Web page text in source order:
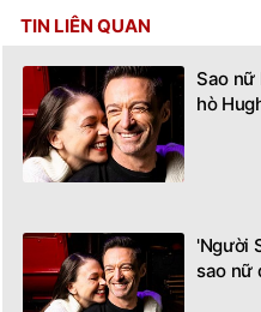
TIN LIÊN QUAN
Sao nữ
hò
'Người
sao nữ